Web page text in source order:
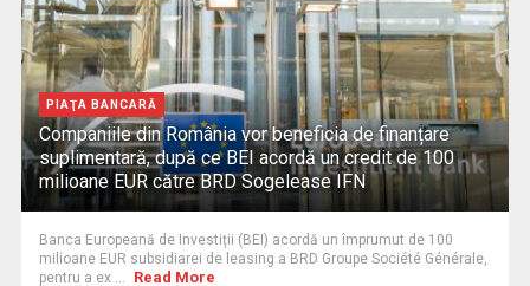
PIAŢA BANCARĂ
Companiile din România vor beneficia de finanțare
suplimentară, după ce BEI acordă un credit de 100
milioane EUR către BRD Sogelease IFN
Banca Europeană de Investiții (BEI) acordă un împrumut de 100
milioane EUR subsidiarei de leasing a BRD Groupe Société Générale,
pentru a ex ...
Read More